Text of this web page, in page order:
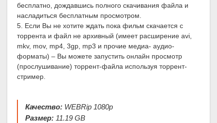
бесплатно, дождавшись полного скачивания файла и
насладиться бесплатным просмотром.
5. Если Вы не хотите ждать пока фильм скачается с
торрента и файл не архивный (имеет расширение avi,
mkv, mov, mp4, 3gp, mp3 и прочие медиа- аудио-
форматы) – Вы можете запустить онлайн просмотр
(прослушивание) торрент-файла используя торрент-
стример.
Качество: WEBRip 1080p
Размер: 11.19 GB